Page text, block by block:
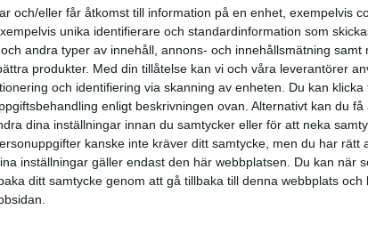
och/eller får åtkomst till information på en enhet, exempelvis
unika identifierare och standardinformation som
andra typer av innehåll, annons- och innehållsmätning samt
produkter. Med din tillåtelse kan vi och våra leverantörer
och identifiering via skanning av enheten. Du kan klicka
enligt beskrivningen ovan. Alternativt kan du få
dina inställningar innan du samtycker eller för att neka
kanske inte kräver ditt samtycke, men du har rätt
inställningar gäller endast den här webbplatsen. Du kan när
ditt samtycke genom att gå tillbaka till denna webbplats och
T.
(ut.M.